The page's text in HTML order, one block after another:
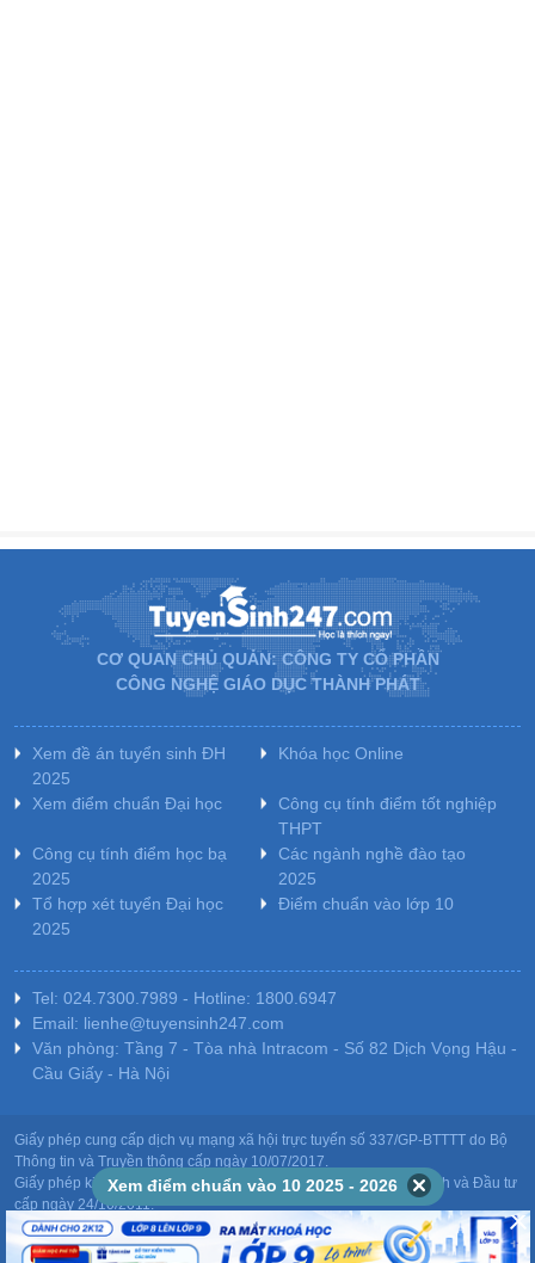
CƠ QUAN CHỦ QUẢN: CÔNG TY CỔ PHẦN
CÔNG NGHỆ GIÁO DỤC THÀNH PHÁT
Xem đề án tuyển sinh ĐH
2025
Khóa học Online
Xem điểm chuẩn Đại học
Công cụ tính điểm tốt nghiệp
THPT
Công cụ tính điểm học bạ
2025
Các ngành nghề đào tạo
2025
Tổ hợp xét tuyển Đại học
2025
Điểm chuẩn vào lớp 10
Tel: 024.7300.7989 - Hotline: 1800.6947
Email: lienhe@tuyensinh247.com
Văn phòng: Tầng 7 - Tòa nhà Intracom - Số 82 Dịch Vọng Hậu -
Cầu Giấy - Hà Nội
Giấy phép cung cấp dịch vụ mạng xã hội trực tuyến số 337/GP-BTTTT do Bộ
Thông tin và Truyền thông cấp ngày 10/07/2017.
Giấy phép kinh doanh giáo dục: MST-0106478082 do Sở Kế hoạch và Đầu tư
cấp ngày 24/10/2011.
Chịu trách nhiệm nội dung: Phạm Đức Tuệ.
Xem điểm chuẩn vào 10 2025 - 2026